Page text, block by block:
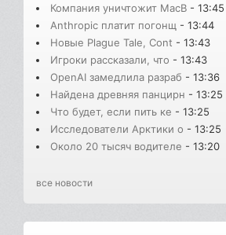
Компания уничтожит MacB - 13:45
Anthropic платит погонщ - 13:44
Новые Plague Tale, Cont - 13:43
Игроки рассказали, что - 13:43
OpenAI замедлила разраб - 13:36
Найдена древняя панцирн - 13:25
Что будет, если пить ке - 13:25
Исследователи Арктики о - 13:25
Около 20 тысяч водителе - 13:20
все новости